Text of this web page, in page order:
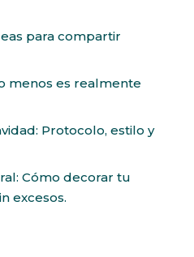
para compartir
menos es realmente
Protocolo, estilo y
Cómo decorar tu
excesos.